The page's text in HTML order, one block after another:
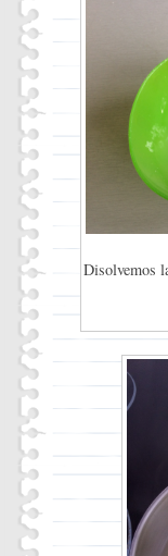
Disolvemos